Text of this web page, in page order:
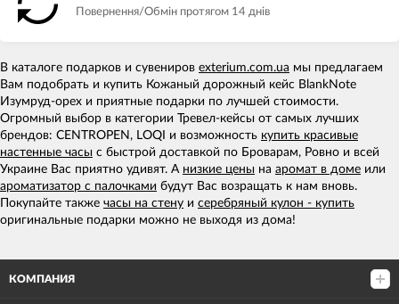
Повернення/Обмін протягом 14 днів
В каталоге подарков и сувениров exterium.com.ua мы предлагаем
Вам подобрать и купить Кожаный дорожный кейс BlankNote
Изумруд-орех и приятные подарки по лучшей стоимости.
Огромный выбор в категории Тревел-кейсы от самых лучших
брендов: CENTROPEN, LOQI и возможность купить красивые
настенные часы с быстрой доставкой по Броварам, Ровно и всей
Украине Вас приятно удивят. А низкие цены на аромат в доме или
ароматизатор с палочками будут Вас возращать к нам вновь.
Покупайте также часы на стену и серебряный кулон - купить
оригинальные подарки можно не выходя из дома!
КОМПАНИЯ